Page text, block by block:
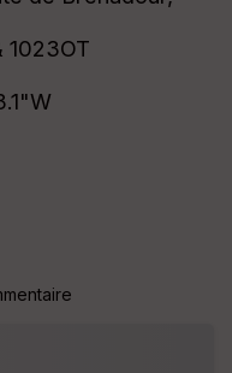
1023OT